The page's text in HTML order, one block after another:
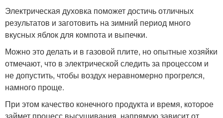
Электрическая духовка поможет достичь отличных
результатов и заготовить на зимний период много
вкусных яблок для компота и выпечки.
Можно это делать и в газовой плите, но опытные хозяйки
отмечают, что в электрической следить за процессом и
не допустить, чтобы воздух неравномерно прогрелся,
намного проще.
При этом качество конечного продукта и время, которое